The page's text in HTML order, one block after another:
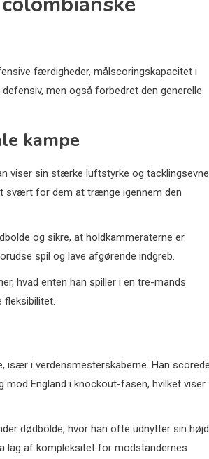
færdigheder, målscoringskapacitet i
men også forbedret den generelle
kampe
viser sin stærke luftstyrke og
svært for dem at trænge igennem den
og sikre, at holdkammeraterne er
spil og lave afgørende indgreb.
hvad enten han spiller i en tre-mands
fleksibilitet.
især i verdensmesterskaberne. Han
mod England i knockout-fasen, hvilket viser
dødbolde, hvor han ofte udnytter sin
lag af kompleksitet for modstandernes